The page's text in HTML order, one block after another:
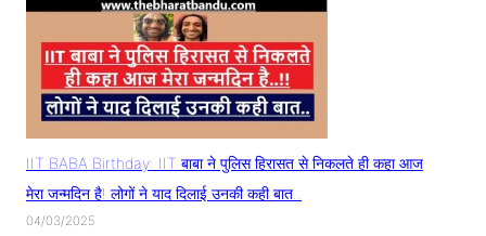
IIT BABA Birthday: IIT बाबा ने पुलिस हिरासत से निकलते ही कहा आज
मेरा जन्मदिन है! लोगों ने याद दिलाई उनकी कही बात..
04/03/2025